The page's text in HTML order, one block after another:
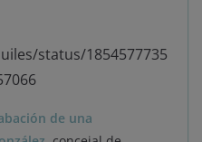
status/1854577735
de una